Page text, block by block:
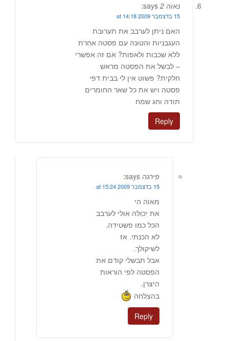
נאוה 2 says:
15 בדצמבר 2009 at 14:18
האם ניתן לערבב את תערובת
העגבניות והטונה עם פסטה אחרת
ללא שכבות ולאפות? אם זה אפשרי
– לבשל את הפסטה מראש
חלקית? פשוט אין לי בבית דפי
פסטה ויש את כל שאר החומרים
תודה וחג שמח
Reply
פירגה says:
15 בדצמבר 2009 at 15:24
מאוה הי
את יכולה אולי לערבב
הכל כמו פשטידה.
לא הכנתי. אז
לשיקולך.
אבל תבשלי קודם את
הפסטה לפי הוראות
היצרן.
בהצלחה
Reply